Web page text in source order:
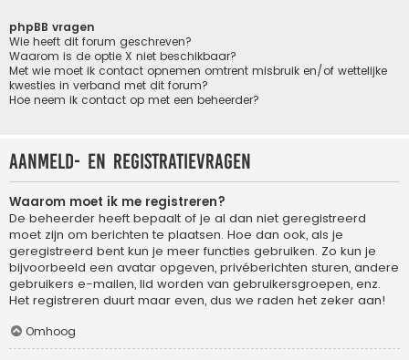
phpBB vragen
Wie heeft dit forum geschreven?
Waarom is de optie X niet beschikbaar?
Met wie moet ik contact opnemen omtrent misbruik en/of wettelijke
kwesties in verband met dit forum?
Hoe neem ik contact op met een beheerder?
Aanmeld- en registratievragen
Waarom moet ik me registreren?
De beheerder heeft bepaalt of je al dan niet geregistreerd
moet zijn om berichten te plaatsen. Hoe dan ook, als je
geregistreerd bent kun je meer functies gebruiken. Zo kun je
bijvoorbeeld een avatar opgeven, privéberichten sturen, andere
gebruikers e-mailen, lid worden van gebruikersgroepen, enz.
Het registreren duurt maar even, dus we raden het zeker aan!
Omhoog